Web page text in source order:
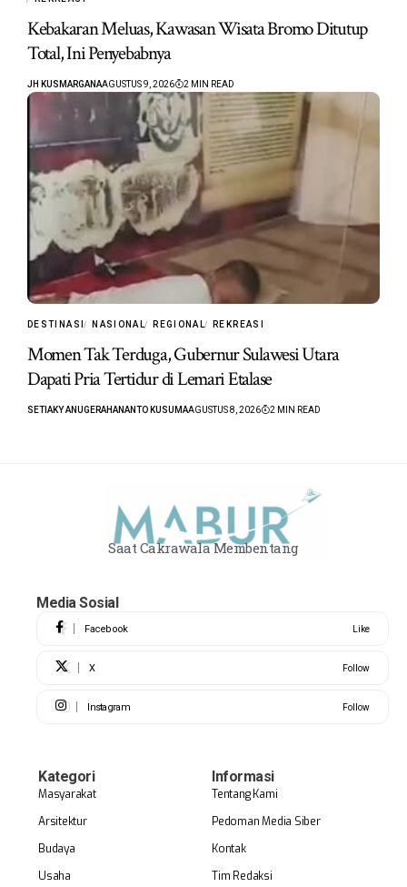
Kebakaran Meluas, Kawasan Wisata Bromo Ditutup
Total, Ini Penyebabnya
JH KUSMARGANAAGUSTUS 9, 2026 2 MIN READ
DESTINASI NASIONAL REGIONAL REKREASI
Momen Tak Terduga, Gubernur Sulawesi Utara
Dapati Pria Tertidur di Lemari Etalase
SETIAKY ANUGERAHANANTO KUSUMAAGUSTUS 8, 2026 2 MIN READ
Saat Cakrawala Membentang
Media Sosial
Facebook Like
X Follow
Instagram Follow
Kategori
Masyarakat
Arsitektur
Budaya
Usaha
Informasi
Tentang Kami
Pedoman Media Siber
Kontak
Tim Redaksi